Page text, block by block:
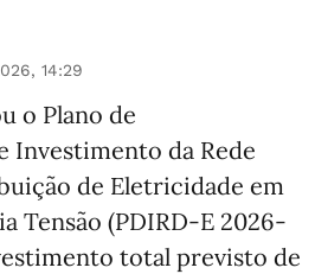
14:29
o Plano de
Investimento da Rede
de Eletricidade em
Tensão (PDIRD-E 2026-
total previsto de